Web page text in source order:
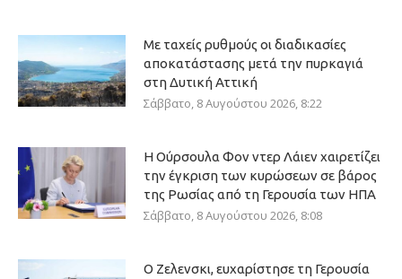
Με ταχείς ρυθμούς οι διαδικασίες
αποκατάστασης μετά την πυρκαγιά
στη Δυτική Αττική
Σάββατο, 8 Αυγούστου 2026, 8:22
Η Ούρσουλα Φον ντερ Λάιεν χαιρετίζει
την έγκριση των κυρώσεων σε βάρος
της Ρωσίας από τη Γερουσία των ΗΠΑ
Σάββατο, 8 Αυγούστου 2026, 8:08
Ο Ζελενσκι, ευχαρίστησε τη Γερουσία